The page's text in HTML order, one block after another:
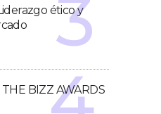
ético y
BIZZ AWARDS